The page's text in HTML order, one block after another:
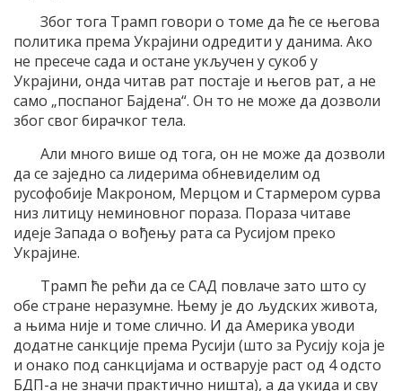
Због тога Трамп говори о томе да ће се његова
политика према Украјини одредити у данима. Ако
не пресече сада и остане укључен у сукоб у
Украјини, онда читав рат постаје и његов рат, а не
само „поспаног Бајдена“. Он то не може да дозволи
због свог бирачког тела.
Али много више од тога, он не може да дозволи
да се заједно са лидерима обневиделим од
русофобије Макроном, Мерцом и Стармером сурва
низ литицу неминовног пораза. Пораза читаве
идеје Запада о вођењу рата са Русијом преко
Украјине.
Трамп ће рећи да се САД повлаче зато што су
обе стране неразумне. Њему је до људских живота,
а њима није и томе слично. И да Америка уводи
додатне санкције према Русији (што за Русију која је
и онако под санкцијама и остварује раст од 4 одсто
БДП-а не значи практично ништа), а да укида и сву